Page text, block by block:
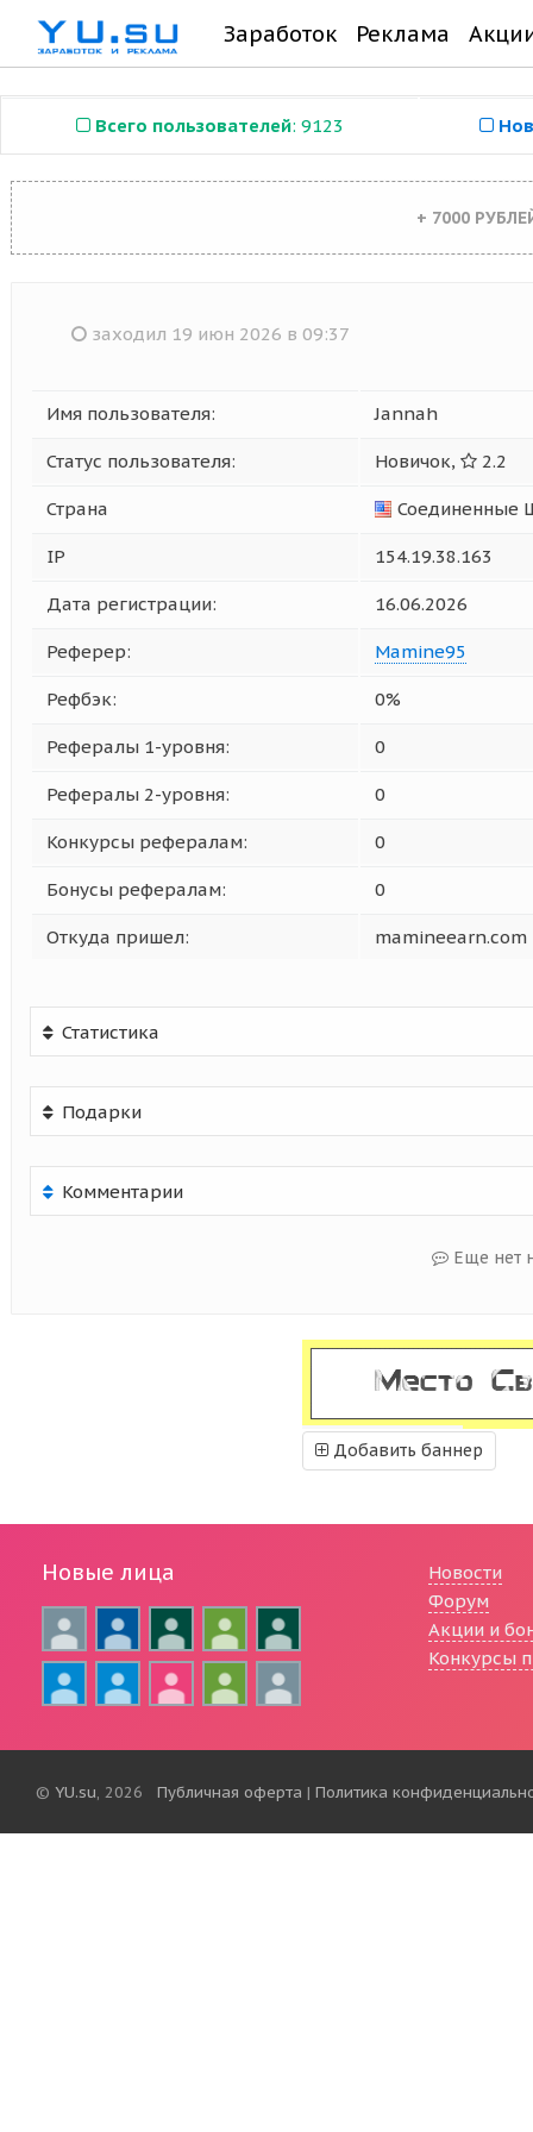
Заработок Реклама
Всего пользователей: 9123
+ 7000
заходил 19 июн 2026 в 09:37
Имя пользователя: Jannah
Статус пользователя: Новичок, 2.2
Страна Соединенные
IP 154.19.38.163
Дата регистрации: 16.06.2026
Реферер: Mamine95
Рефбэк: 0%
Рефералы 1-уровня: 0
Рефералы 2-уровня: 0
Конкурсы рефералам: 0
Бонусы рефералам: 0
Откуда пришел: mamineearn.com
Статистика
Подарки
Комментарии
Еще нет
Добавить баннер
Новые лица
Новости
Форум
Акции и
Конкурсы
© YU.su, 2026 Публичная оферта | Политика